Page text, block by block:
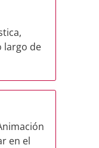
largo de
en el